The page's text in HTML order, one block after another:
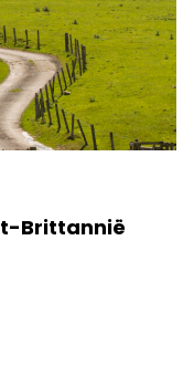
Brittannië